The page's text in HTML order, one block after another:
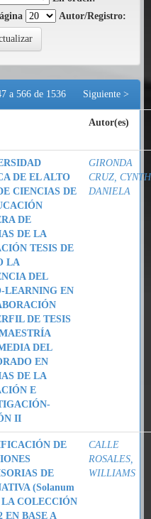
Autor/Registro:
a 566 de 1536 Siguiente >
Autor(es)
DE EL ALTO
CIENCIAS DE
DE
DE LA
TESIS DE
LA
DEL
LEARNING EN
DE TESIS
DEL
EN
DE LA
E
II
GIRONDA
CRUZ,
DANIELA
DE
DE
(Solanum
LA COLECCIÓN
EN BASE A
CALLE
ROSALES,
WILLIAMS